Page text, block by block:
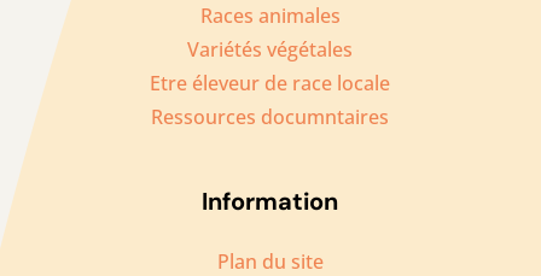
Races animales
Variétés végétales
Etre éleveur de race locale
Ressources documntaires
Information
Plan du site